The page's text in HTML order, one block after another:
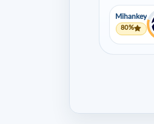
Mihankey
80%